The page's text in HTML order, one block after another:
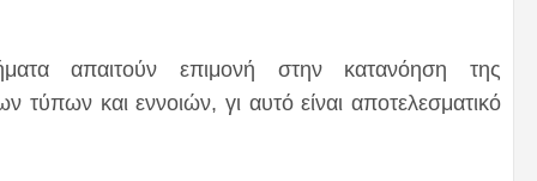
απαιτούν επιμονή στην κατανόηση της
τύπων και εννοιών, γι αυτό είναι αποτελεσματικό